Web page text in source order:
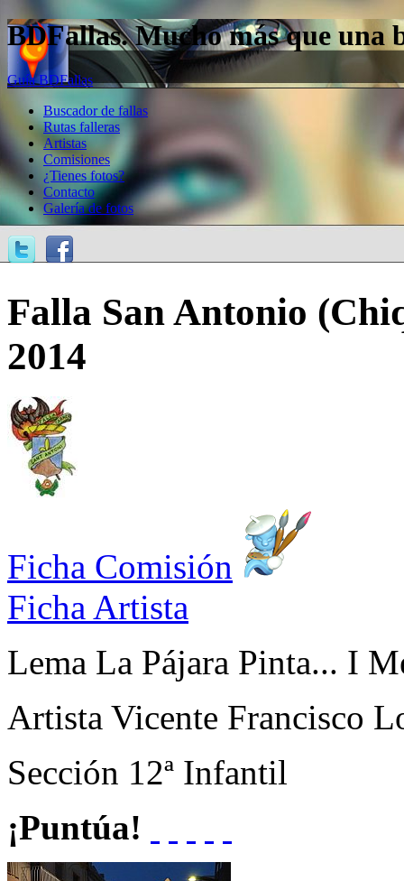
BDFallas. Mucho más que una
Guía BDFallas
Buscador de fallas
Rutas falleras
Artistas
Comisiones
¿Tienes fotos?
Contacto
Galería de fotos
Falla San Antonio
2014
Ficha Comisión
Ficha Artista
Lema La Pájara Pinta... I
Artista Vicente Francisco
Sección 12ª Infantil
¡Puntúa!